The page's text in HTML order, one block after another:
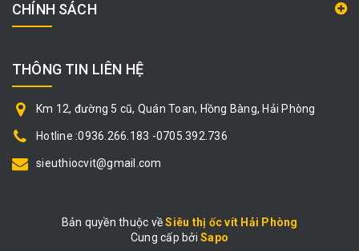
CHÍNH SÁCH
THÔNG TIN LIÊN HỆ
Km 12, đường 5 cũ, Quán Toan, Hồng Bàng, Hải Phòng
Hotline :0936.266.183 -0705.392.736
sieuthiocvit@gmail.com
Bản quyền thuộc vềSiêu thị ốc vít Hải Phòng
|
Cung cấp bởiSapo